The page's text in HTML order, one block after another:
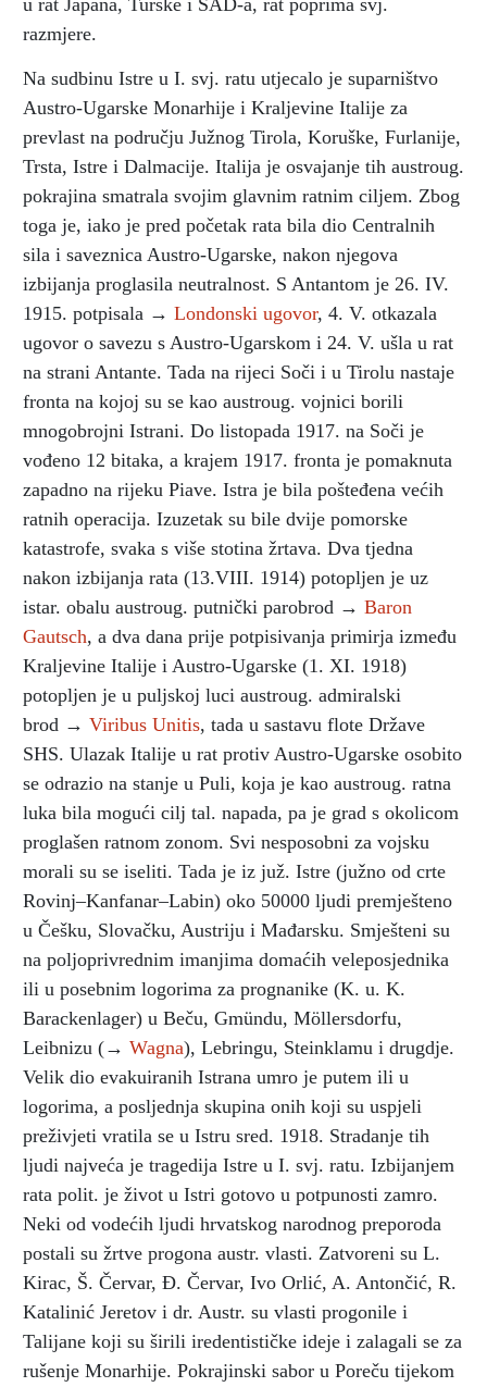
razmjere.
Na sudbinu Istre u I. svj. ratu utjecalo je suparništvo
Austro-Ugarske Monarhije i Kraljevine Italije za
prevlast na području Južnog Tirola, Koruške, Furlanije,
Trsta, Istre i Dalmacije. Italija je osvajanje tih austroug.
pokrajina smatrala svojim glavnim ratnim ciljem. Zbog
toga je, iako je pred početak rata bila dio Centralnih
sila i saveznica Austro-Ugarske, nakon njegova
izbijanja proglasila neutralnost. S Antantom je 26. IV.
1915. potpisala → Londonski ugovor, 4. V. otkazala
ugovor o savezu s Austro-Ugarskom i 24. V. ušla u rat
na strani Antante. Tada na rijeci Soči i u Tirolu nastaje
fronta na kojoj su se kao austroug. vojnici borili
mnogobrojni Istrani. Do listopada 1917. na Soči je
vođeno 12 bitaka, a krajem 1917. fronta je pomaknuta
zapadno na rijeku Piave. Istra je bila pošteđena većih
ratnih operacija. Izuzetak su bile dvije pomorske
katastrofe, svaka s više stotina žrtava. Dva tjedna
nakon izbijanja rata (13.VIII. 1914) potopljen je uz
istar. obalu austroug. putnički parobrod → Baron
Gautsch, a dva dana prije potpisivanja primirja između
Kraljevine Italije i Austro-Ugarske (1. XI. 1918)
potopljen je u puljskoj luci austroug. admiralski
brod → Viribus Unitis, tada u sastavu flote Države
SHS. Ulazak Italije u rat protiv Austro-Ugarske osobito
se odrazio na stanje u Puli, koja je kao austroug. ratna
luka bila mogući cilj tal. napada, pa je grad s okolicom
proglašen ratnom zonom. Svi nesposobni za vojsku
morali su se iseliti. Tada je iz juž. Istre (južno od crte
Rovinj–Kanfanar–Labin) oko 50000 ljudi premješteno
u Češku, Slovačku, Austriju i Mađarsku. Smješteni su
na poljoprivrednim imanjima domaćih veleposjednika
ili u posebnim logorima za prognanike (K. u. K.
Barackenlager) u Beču, Gmündu, Möllersdorfu,
Leibnizu (→ Wagna), Lebringu, Steinklamu i drugdje.
Velik dio evakuiranih Istrana umro je putem ili u
logorima, a posljednja skupina onih koji su uspjeli
preživjeti vratila se u Istru sred. 1918. Stradanje tih
ljudi najveća je tragedija Istre u I. svj. ratu. Izbijanjem
rata polit. je život u Istri gotovo u potpunosti zamro.
Neki od vodećih ljudi hrvatskog narodnog preporoda
postali su žrtve progona austr. vlasti. Zatvoreni su L.
Kirac, Š. Červar, Đ. Červar, Ivo Orlić, A. Antončić, R.
Katalinić Jeretov i dr. Austr. su vlasti progonile i
Talijane koji su širili iredentističke ideje i zalagali se za
rušenje Monarhije. Pokrajinski sabor u Poreču tijekom